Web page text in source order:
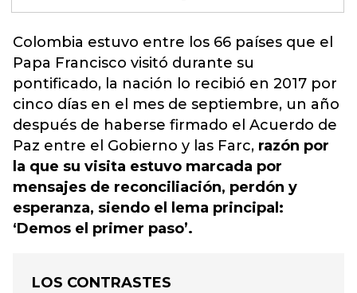
Colombia estuvo entre los 66 países que el
Papa Francisco visitó durante su
pontificado, la nación lo recibió en 2017 por
cinco días en el mes de septiembre, un año
después de haberse firmado el Acuerdo de
Paz entre el Gobierno y las Farc, razón por
la que su visita estuvo marcada por
mensajes de reconciliación, perdón y
esperanza, siendo el lema principal:
‘Demos el primer paso’.
LOS CONTRASTES